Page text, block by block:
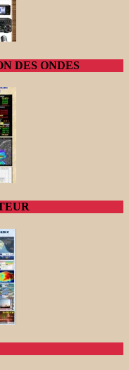
DES ONDES